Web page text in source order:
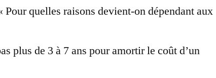
quelles raisons devient-on dépendant aux
plus de 3 à 7 ans pour amortir le coût d’un